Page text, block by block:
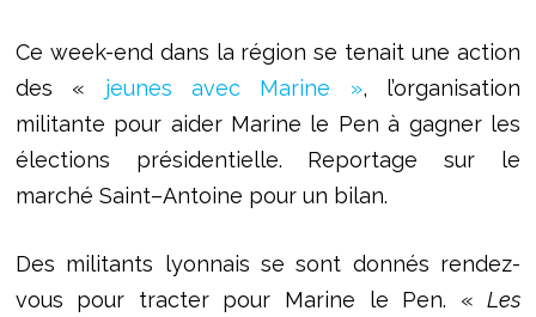
Ce week-end dans la région se tenait une action
des « jeunes avec Marine », l’organisation
militante pour aider Marine le Pen à gagner les
élections présidentielle. Reportage sur le
marché Saint–Antoine pour un bilan.
Des militants lyonnais se sont donnés rendez-
vous pour tracter pour Marine le Pen. «Les